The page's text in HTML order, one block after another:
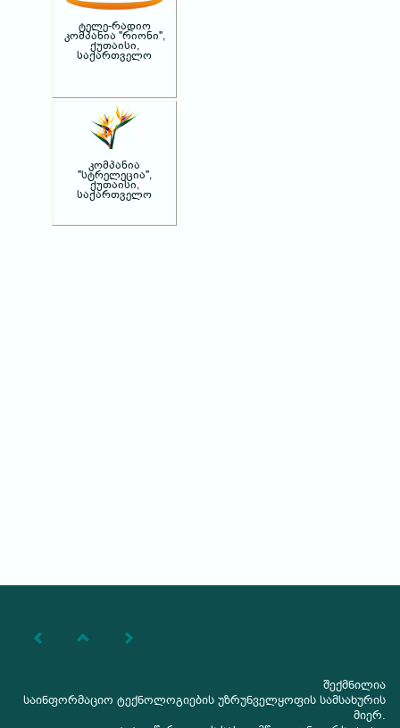
ტელე-რადიო
კომპანია "რიონი",
ქუთაისი,
საქართველო
კომპანია
"სტრელეცია",
ქუთაისი,
საქართველო
შექმნილია
საინფორმაციო ტექნოლოგიების უზრუნველყოფის სამსახურის
მიერ.